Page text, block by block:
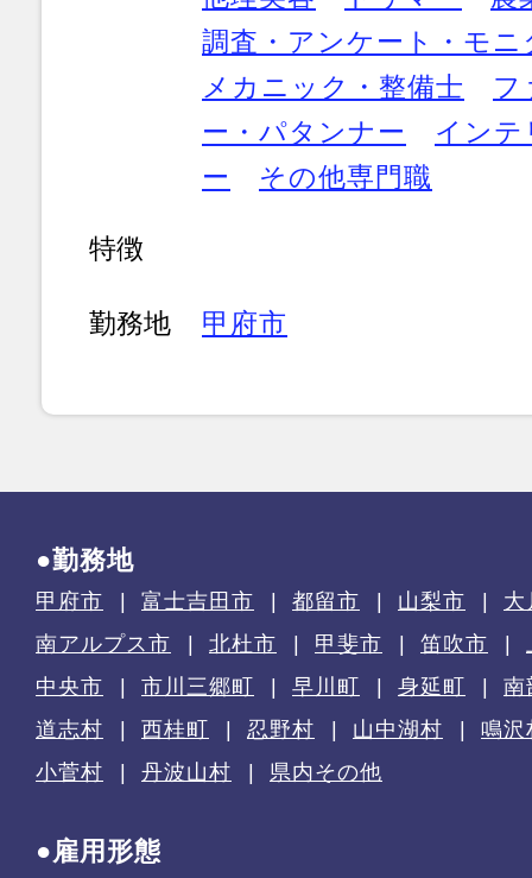
調査・アンケート・モニ
メカニック・整備士
フ
ー・パタンナー
イン
ー
その他専門職
特徴
勤務地 甲府市
●勤務地
甲府市 富士吉田市 都留市 山梨市
大
南アルプス市
北杜市 甲斐市 笛吹市
中央市
市川三郷町 早川町 身延町
南
道志村
西桂町 忍野村 山中湖村
鳴沢
小菅村
丹波山村 県内その他
●雇用形態